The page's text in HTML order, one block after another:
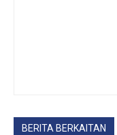
BERITA BERKAITAN